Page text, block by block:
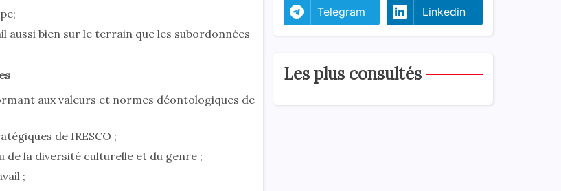
aussi bien sur le terrain que les subordonnées
aux valeurs et normes déontologiques de
de IRESCO ;
de la diversité culturelle et du genre ;
;
Telegram Linkedin
Les plus consultés